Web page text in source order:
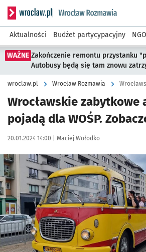
Serwis informacyjny wroclaw.pl
Aktualności Budżet partycypacyjny NGO
WAŻNE Zakończenie remontu przystanku
Autobusy będą się tam znowu
wroclaw.pl Wrocław Rozmawia
Wrocławskie zabytkowe
pojadą dla WOŚP.
Data publikacji:
20.01.2024 14:00 | Autor:
Maciej Wołodko
Kliknij, aby powiększyć